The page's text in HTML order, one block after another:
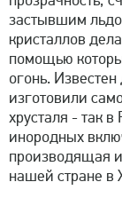
застывшим
кристаллов
помощью
огонь.
изготовили
хрусталя - так
инородных
производящая
нашей стране в